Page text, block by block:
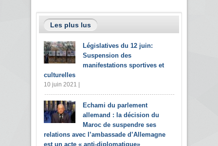
Les plus lus
Législatives du 12 juin:
Suspension des
manifestations sportives et
culturelles
10 juin 2021 |
Echami du parlement
allemand : la décision du
Maroc de suspendre ses
relations avec l’ambassade d’Allemagne
est un acte « anti-diplomatique»